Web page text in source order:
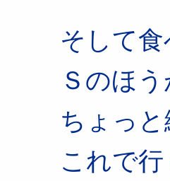
そして
Ｓのほ
ちょっ
これで